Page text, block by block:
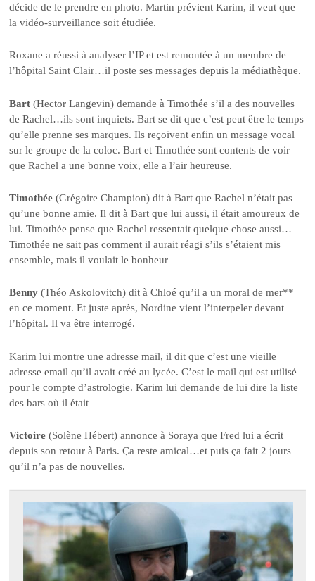
décide de le prendre en photo. Martin prévient Karim, il veut que
la vidéo-surveillance soit étudiée.
Roxane a réussi à analyser l’IP et est remontée à un membre de
l’hôpital Saint Clair…il poste ses messages depuis la médiathèque.
Bart (Hector Langevin) demande à Timothée s’il a des nouvelles
de Rachel…ils sont inquiets. Bart se dit que c’est peut être le temps
qu’elle prenne ses marques. Ils reçoivent enfin un message vocal
sur le groupe de la coloc. Bart et Timothée sont contents de voir
que Rachel a une bonne voix, elle a l’air heureuse.
Timothée (Grégoire Champion) dit à Bart que Rachel n’était pas
qu’une bonne amie. Il dit à Bart que lui aussi, il était amoureux de
lui. Timothée pense que Rachel ressentait quelque chose aussi…
Timothée ne sait pas comment il aurait réagi s’ils s’étaient mis
ensemble, mais il voulait le bonheur
Benny(Théo Askolovitch) dit à Chloé qu’il a un moral de mer**
en ce moment. Et juste après, Nordine vient l’interpeler devant
l’hôpital. Il va être interrogé.
Karim lui montre une adresse mail, il dit que c’est une vieille
adresse email qu’il avait créé au lycée. C’est le mail qui est utilisé
pour le compte d’astrologie. Karim lui demande de lui dire la liste
des bars où il était
Victoire (Solène Hébert) annonce à Soraya que Fred lui a écrit
depuis son retour à Paris. Ça reste amical…et puis ça fait 2 jours
qu’il n’a pas de nouvelles.